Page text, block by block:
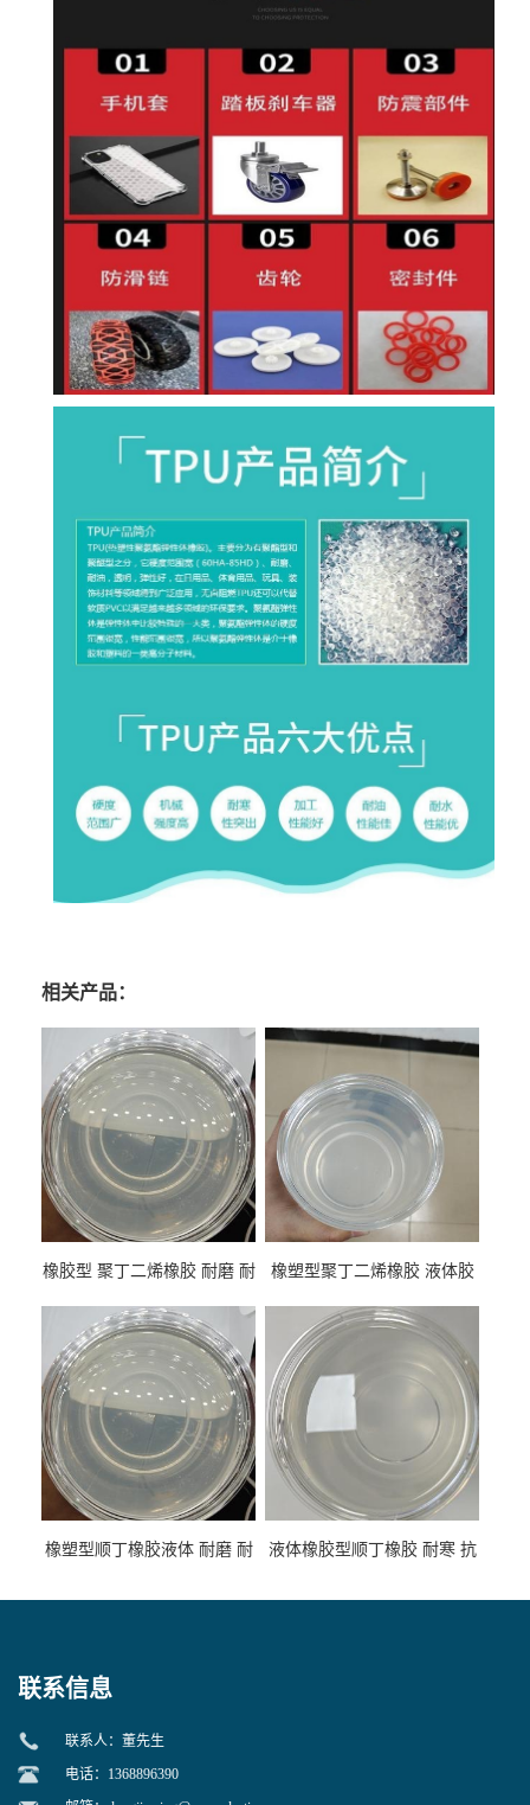
相关产品：
橡胶型 聚丁二烯橡胶 耐磨 耐
性
橡塑型聚丁二烯橡胶 液体胶
专用
橡塑型顺丁橡胶液体 耐磨 耐
液体橡胶型顺丁橡胶 耐寒 抗
联系信息
联系人：董先生
电话：1368896390